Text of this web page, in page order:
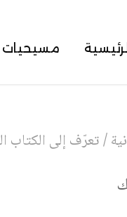
الرئيسية مسيحيات
/تعرّف إلى الكتاب